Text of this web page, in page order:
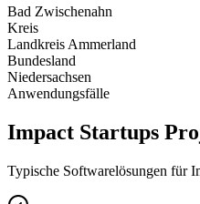
Bad Zwischenahn
Kreis
Landkreis Ammerland
Bundesland
Niedersachsen
Anwendungsfälle
Impact Startups
Typische Softwarelösungen für